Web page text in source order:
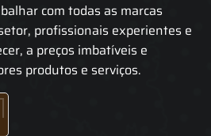
com todas as marcas
profissionais experientes e
a preços imbatíveis e
produtos e serviços.